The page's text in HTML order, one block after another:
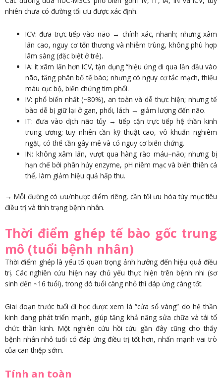
nhiên chưa có đường tối ưu được xác định.
ICV: đưa trực tiếp vào não → chính xác, nhanh; nhưng xâm
lấn cao, nguy cơ tổn thương và nhiễm trùng, không phù hợp
lâm sàng (đặc biệt ở trẻ).
IA: ít xâm lấn hơn ICV, tận dụng “hiệu ứng đi qua lần đầu vào
não, tăng phân bố tế bào; nhưng có nguy cơ tắc mạch, thiếu
máu cục bộ, biến chứng tim phổi.
IV: phổ biến nhất (~80%), an toàn và dễ thực hiện; nhưng tế
bào dễ bị giữ lại ở gan, phổi, lách → giảm lượng đến não.
IT: đưa vào dịch não tủy → tiếp cận trực tiếp hệ thần kinh
trung ương; tuy nhiên cần kỹ thuật cao, vô khuẩn nghiêm
ngặt, có thể cần gây mê và có nguy cơ biến chứng.
IN: không xâm lấn, vượt qua hàng rào máu–não; nhưng bị
hạn chế bởi phân hủy enzyme, pH niêm mạc và biến thiên cá
thể, làm giảm hiệu quả hấp thu.
→ Mỗi đường có ưu/nhược điểm riêng, cần tối ưu hóa tùy mục tiêu
điều trị và tình trạng bệnh nhân.
Thời điểm ghép tế bào gốc trung
mô (tuổi bệnh nhân)
Thời điểm ghép là yếu tố quan trọng ảnh hưởng đến hiệu quả điều
trị. Các nghiên cứu hiện nay chủ yếu thực hiện trên bệnh nhi (sơ
sinh đến ~16 tuổi), trong đó tuổi càng nhỏ thì đáp ứng càng tốt.
Giai đoạn trước tuổi đi học được xem là “cửa sổ vàng” do hệ thần
kinh đang phát triển mạnh, giúp tăng khả năng sửa chữa và tái tổ
chức thần kinh. Một nghiên cứu hồi cứu gần đây cũng cho thấy
bệnh nhân nhỏ tuổi có đáp ứng điều trị tốt hơn, nhấn mạnh vai trò
của can thiệp sớm.
Tính an toàn